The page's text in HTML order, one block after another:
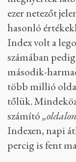
ezer netezőt
hasonló
Index volt a
számában
második-
több millió
tőlük.
számító
Indexen, napi
percig is fent